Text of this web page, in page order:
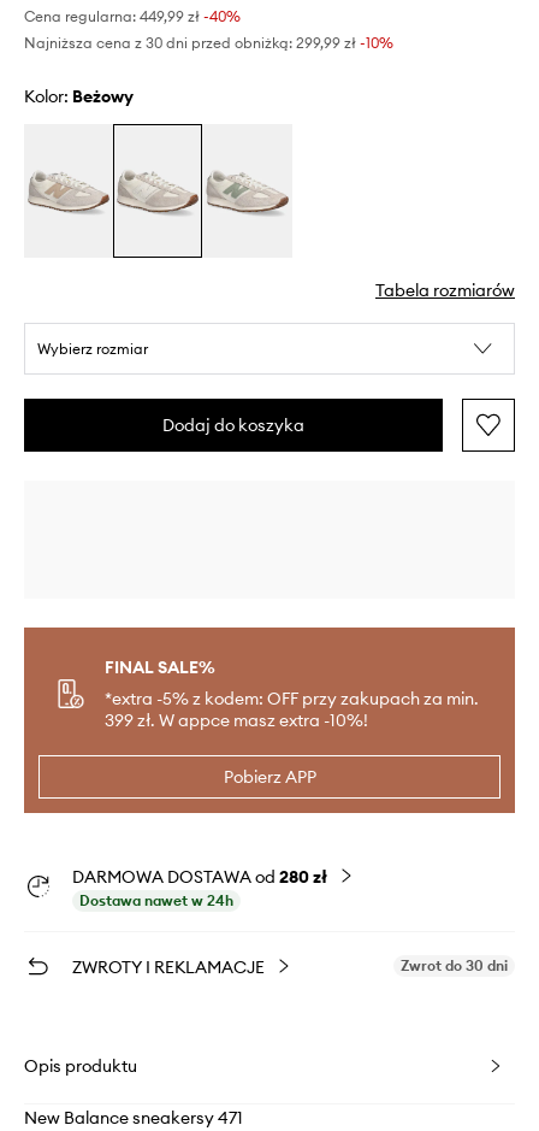
Cena regularna: 449,99 zł -40%
Najniższa cena z 30 dni przed obniżką: 299,99 zł -10%
Kolor: beżowy
Tabela rozmiarów
Wybierz rozmiar
Dodaj do koszyka
FINAL SALE%
*extra -5% z kodem: OFF przy zakupach za min.
399 zł. W appce masz extra -10%!
Pobierz APP
DARMOWA DOSTAWA od 280 zł
Dostawa nawet w 24h
ZWROTY I REKLAMACJE Zwrot do 30 dni
Opis produktu
New Balance sneakersy 471